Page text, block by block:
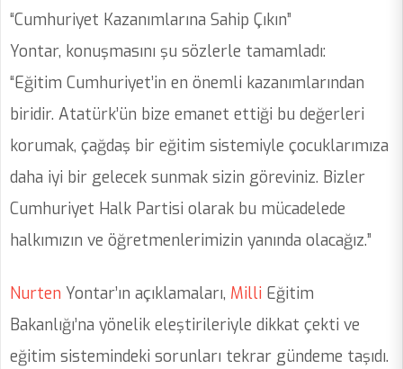
“Cumhuriyet Kazanımlarına Sahip Çıkın”
Yontar, konuşmasını şu sözlerle tamamladı:
“Eğitim Cumhuriyet’in en önemli kazanımlarından
biridir. Atatürk’ün bize emanet ettiği bu değerleri
korumak, çağdaş bir eğitim sistemiyle çocuklarımıza
daha iyi bir gelecek sunmak sizin göreviniz. Bizler
Cumhuriyet Halk Partisi olarak bu mücadelede
halkımızın ve öğretmenlerimizin yanında olacağız.”
Nurten Yontar’ın açıklamaları, Milli Eğitim
Bakanlığı’na yönelik eleştirileriyle dikkat çekti ve
eğitim sistemindeki sorunları tekrar gündeme taşıdı.